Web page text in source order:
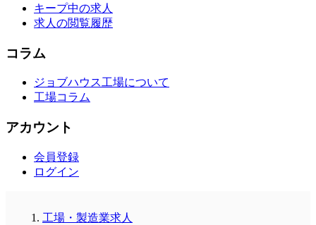
キープ中の求人
求人の閲覧履歴
コラム
ジョブハウス工場について
工場コラム
アカウント
会員登録
ログイン
工場・製造業求人